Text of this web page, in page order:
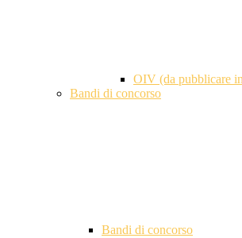
OIV (da pubblicare
Bandi di concorso
Bandi di concorso